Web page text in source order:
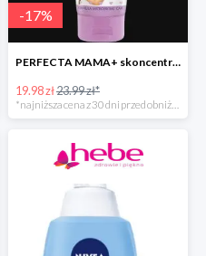
-17%
PERFECTA MAMA+ skoncentrowane serum przeciw rozstępom
19.98 zł23.99 zł*
*najniższa cena z 30 dni przed obniżką